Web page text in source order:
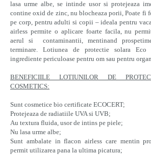
lasa urme albe, se intinde usor si protejeaza
contine oxid de zinc, nu blocheaza porii, Poate fi
pe corp, pentru adulti si copii – ideala pentru
airless permite o aplicare foarte facila, nu
aerul si contaminantii, mentinand
terminare. Lotiunea de protectie solara Eco
ingrediente periculoase pentru om sau pentru
BENEFICIILE LOTIUNILOR DE
COSMETICS:
Sunt cosmetice bio certificate ECOCERT;
Protejeaza de radiatiile UVA si UVB;
Au textura fluida, usor de intins pe piele;
Nu lasa urme albe;
Sunt ambalate in flacon airless care mentin
permit utilizarea pana la ultima picatura;